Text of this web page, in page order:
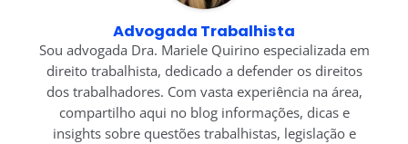
Advogada Trabalhista
Sou advogada Dra. Mariele Quirino especializada em
direito trabalhista, dedicado a defender os direitos
dos trabalhadores. Com vasta experiência na área,
compartilho aqui no blog informações, dicas e
insights sobre questões trabalhistas, legislação e